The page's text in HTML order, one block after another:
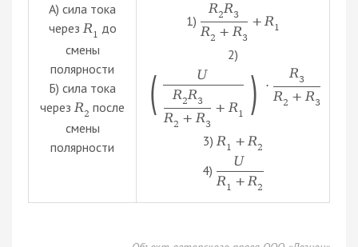
А) сила тока
через R1 до
смены
полярности
Б) сила тока
через R2 после
смены
полярности
1)
R2R3
R2 + R3
+ R1
2)
(
U
R2R3
R2 + R3
+ R1 ) ·
R3
R2 + R3
3) R1 + R2
4)
U
R1 + R2